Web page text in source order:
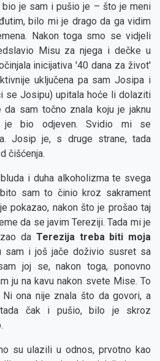
je sam i pušio je – što je meni
bilo mi je drago da ga vidim
Nakon toga smo se vidjeli
Misu za njega i dečke u
inicijativa '40 dana za život'
uključena pa sam Josipa i
se Josipu) upitala hoće li dolaziti
da sam točno znala koju je jaknu
bio odjeven. Svidio mi se
Josip je, s druge strane, tada
čišćenja.
i duha alkoholizma te svega
sam to činio kroz sakrament
pokazao, nakon što je prošao taj
da se javim Tereziji. Tada mi je
da Terezija treba biti moja
sam i još jače doživio susret sa
joj se, nakon toga, ponovno
ju na kavu nakon svete Mise. To
ona nije znala što da govori, a
čak i pušio, bilo je skroz
su ulazili u odnos, prvotno kao